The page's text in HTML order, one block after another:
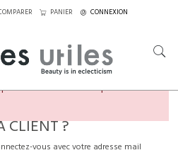
PANIER CONNEXION
ou vous connecter pour
CLIENT ?
vous avec votre adresse mail